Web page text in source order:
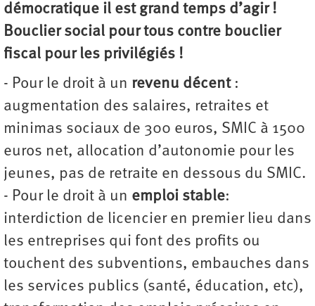
démocratique il est grand temps d’agir !
Bouclier social pour tous contre bouclier
fiscal pour les privilégiés !
- Pour le droit à un revenu décent:
augmentation des salaires, retraites et
minimas sociaux de 300 euros, SMIC à 1500
euros net, allocation d’autonomie pour les
jeunes, pas de retraite en dessous du SMIC.
- Pour le droit à un emploi stable:
interdiction de licencier en premier lieu dans
les entreprises qui font des profits ou
touchent des subventions, embauches dans
les services publics (santé, éducation, etc),